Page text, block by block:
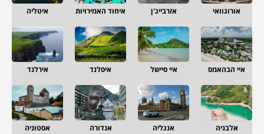
אורוגוואי אזרבייג'ן איחוד האמירויות איטליה
איי הבהאמס איי סיישל איסלנד אירלנד
אלבניה אנגליה אנדורה אסטוניה